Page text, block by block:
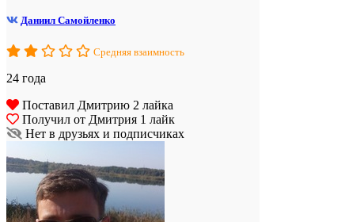
Даниил Самойленко
Средняя взаимность
24 года
Поставил Дмитрию 2 лайка
Получил от Дмитрия 1 лайк
Нет в друзьях и подписчиках